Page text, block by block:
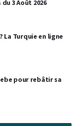
3 Août 2026
La Turquie en ligne
pour rebâtir sa